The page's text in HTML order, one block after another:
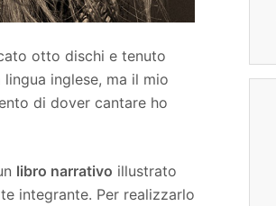
otto dischi e tenuto
inglese, ma il mio
di dover cantare ho
libro narrativo illustrato
integrante. Per realizzarlo